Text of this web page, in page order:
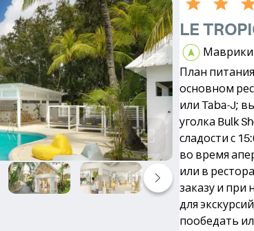
LE
План
основном
или Taba-J;
уголка Bulk
сладости с
во время
или в
заказу и при
для
пообедать